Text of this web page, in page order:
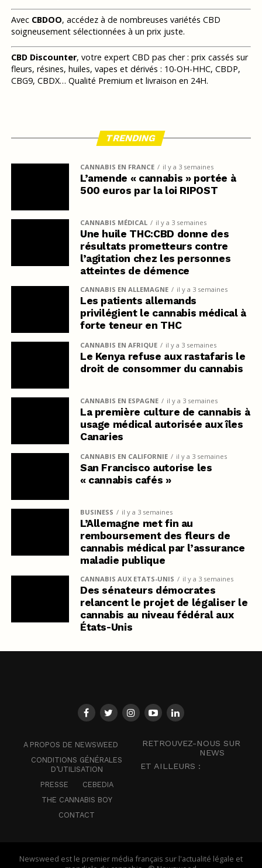
Avec CBDOO, accédez à de nombreuses variétés CBD
soigneusement sélectionnées à un prix juste.
CBD Discounter, votre expert CBD pas cher : prix cassés sur
fleurs, résines, huiles, vapes et dérivés : 10-OH-HHC, CBDP,
CBG9, CBDX… Qualité Premium et livraison en 24H.
TRENDING
CANNABIS EN FRANCE il y a 3 semaines
L’amende « cannabis » portée à
500 euros par la loi RIPOST
CANNABIS MÉDICAL il y a 3 semaines
Une huile THC:CBD donne des
résultats prometteurs contre
l’agitation chez les personnes
atteintes de démence
CANNABIS EN ALLEMAGNE il y a 3 semaines
Les patients allemands
privilégient le cannabis médical à
forte teneur en THC
CANNABIS EN AFRIQUE il y a 3 semaines
Le Kenya refuse aux rastafaris le
droit de consommer du cannabis
CANNABIS EN ESPAGNE il y a 3 semaines
La première culture de cannabis à
usage médical autorisée aux îles
Canaries
CANNABIS EN CALIFORNIE il y a 3 semaines
San Francisco autorise les
« cannabis cafés »
BUSINESS il y a 3 semaines
L’Allemagne met fin au
remboursement des fleurs de
cannabis médical par l’assurance
maladie publique
CANNABIS AUX ETATS-UNIS il y a 3 semaines
Des sénateurs démocrates
relancent le projet de légaliser le
cannabis au niveau fédéral aux
États-Unis
A PROPOS DE NEWSWEED
CONDITIONS GÉNÉRALES
D’UTILISATION
PRESSE
CEBEDIA
THE CANNABIS BOY
CONTACT
RETROUVEZ-NOUS SUR
NEWS
ET AILLEURS :
Newsweed est le premier média français sur l'actualité légale et